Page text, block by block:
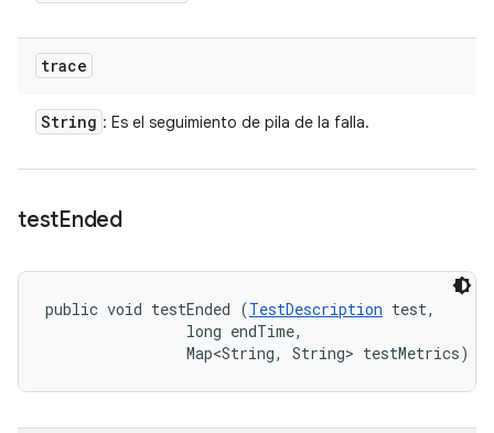
trace
String : Es el seguimiento de pila de la falla.
testEnded
public void testEnded (TestDescription test,
                long endTime,
                Map<String, String> testMetrics)